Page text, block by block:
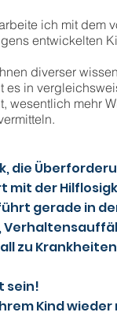
ich mit dem
entwickelten
diverser
es in
wesentlich mehr
die
mit der
gerade in
zu
sein!
Kind